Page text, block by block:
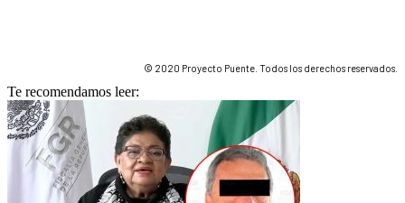
© 2020 Proyecto Puente. Todos los derechos reservados.
Te recomendamos leer: